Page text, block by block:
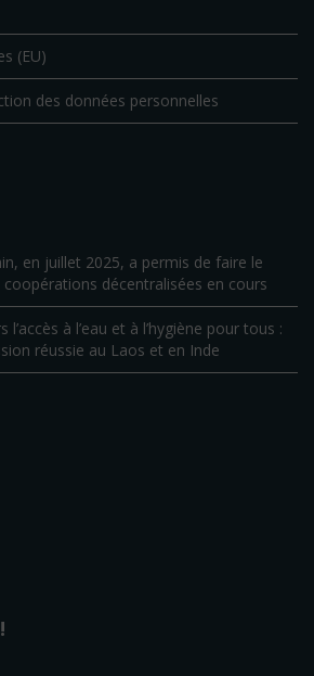
(EU)
des données personnelles
en juillet 2025, a permis de faire le
décentralisées en cours
l’accès à l’eau et à l’hygiène pour tous :
réussie au Laos et en Inde